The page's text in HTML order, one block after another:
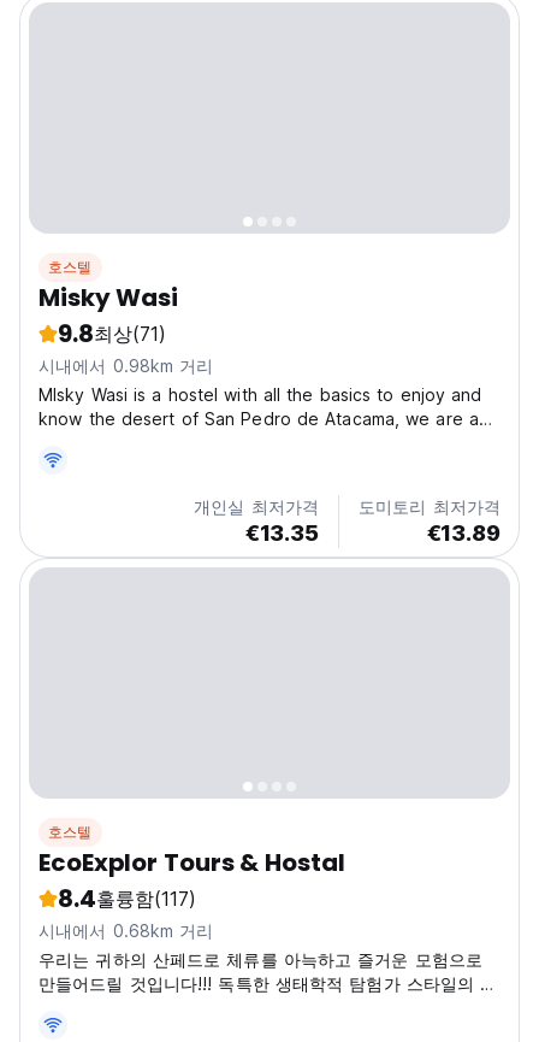
호스텔
Misky Wasi
9.8최상(71)
시내에서 0.98km 거리
MIsky Wasi is a hostel with all the basics to enjoy and
know the desert of San Pedro de Atacama, we are a
a good rest away from the common areas, we have a
kitchen and dining room for passengers, a...
개인실 최저가격
€13.35
도미토리 최저가격
€13.89
호스텔
EcoExplor Tours & Hostal
8.4훌륭함(117)
시내에서 0.68km 거리
우리는 귀하의 산페드로 체류를 아늑하고 즐거운 모험으로
만들어드릴 것입니다!!! 독특한 생태학적 탐험가 스타일의 집